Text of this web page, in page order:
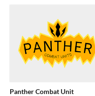
Panther Combat Unit